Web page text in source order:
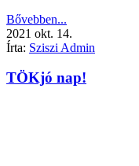
Bővebben...
2021 okt. 14.
Írta: Sziszi Admin
TÖKjó nap!